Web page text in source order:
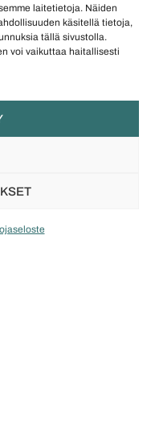
laitetietoja. Näiden
käsitellä tietoja,
tällä sivustolla.
voi vaikuttaa haitallisesti
näistä